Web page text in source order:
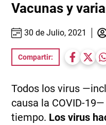
Vacunas y
30 de Julio, 2021
Compartir:
Todos los virus
causa la COVID-
tiempo. Los virus